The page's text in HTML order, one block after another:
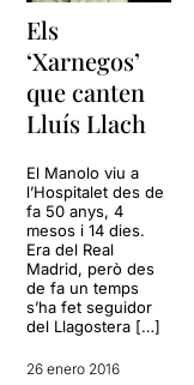
Els
‘Xarnegos’
que canten
Lluís Llach
El Manolo viu a
l’Hospitalet des de
fa 50 anys, 4
mesos i 14 dies.
Era del Real
Madrid, però des
de fa un temps
s’ha fet seguidor
del Llagostera […]
26 enero 2016